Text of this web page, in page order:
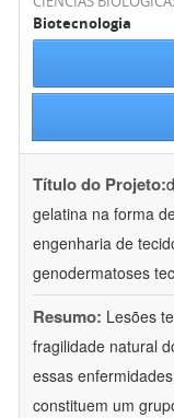
Biotecnologia
Título do Projeto:
gelatina na forma
engenharia de
genodermatoses
Resumo: Lesões
fragilidade natural
essas
constituem um